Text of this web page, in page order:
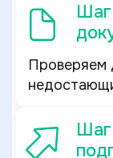
Шаг
Проверяем